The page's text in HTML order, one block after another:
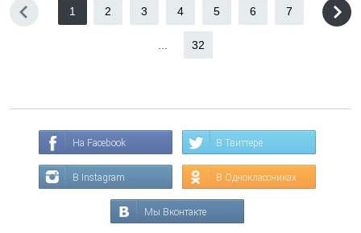
1 2 3 4 5 6 7
32
На Facebook В Твиттере
В Instagram В Одноклассниках
Мы Вконтакте